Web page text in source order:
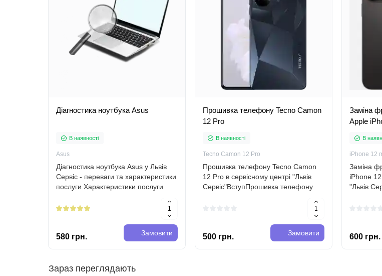
Діагностика ноутбука Asus
В наявності
Asus
Діагностика ноутбука Asus у Львів
Сервіс - переваги та характеристики
послуги Характеристики послуги
перевірка компонентів і програмного
забезпечення пристрою, з метою..
580 грн. Замовити
Прошивка телефону Tecno Camon
12 Pro
В наявності
Tecno Camon 12 Pro
Прошивка телефону Tecno Camon
12 Pro в сервісному центрі "Львів
Сервіс"ВступПрошивка телефону
забезпечення пристрою, яке може
включати в себе випра..
500 грн. Замовити
Заміна
Apple
В
iPhone 12
Заміна
iPhone 12
"Львів
600 грн.
Зараз переглядають